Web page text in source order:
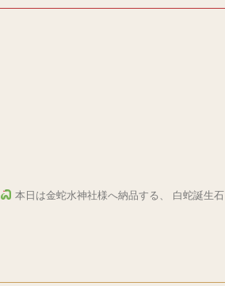
本日は金蛇水神社様へ納品する、 白蛇誕生石